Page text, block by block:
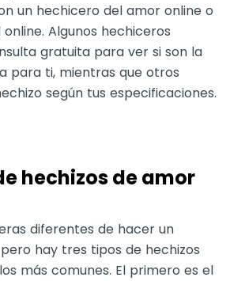
un hechicero del amor online o
Algunos hechiceros
gratuita para ver si son la
para ti, mientras que otros
según tus especificaciones.
hechizos de amor
diferentes de hacer un
hay tres tipos de hechizos
más comunes. El primero es el